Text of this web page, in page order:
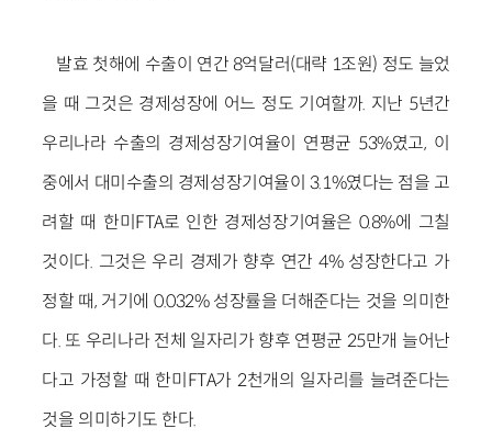
발효 첫해에 수출이 연간 8억달러(대략 1조원) 정도 늘었
을 때 그것은 경제성장에 어느 정도 기여할까. 지난 5년간
우리나라 수출의 경제성장기여율이 연평균 53%였고, 이
중에서 대미수출의 경제성장기여율이 3.1%였다는 점을 고
려할 때 한미FTA로 인한 경제성장기여율은 0.8%에 그칠
것이다. 그것은 우리 경제가 향후 연간 4% 성장한다고 가
정할 때, 거기에 0.032% 성장률을 더해준다는 것을 의미한
다. 또 우리나라 전체 일자리가 향후 연평균 25만개 늘어난
다고 가정할 때 한미FTA가 2천개의 일자리를 늘려준다는
것을 의미하기도 한다.